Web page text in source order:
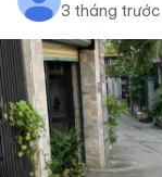
3 tháng trước